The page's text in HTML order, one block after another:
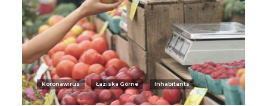
Koronawirus Łaziska Górne Inhabitants